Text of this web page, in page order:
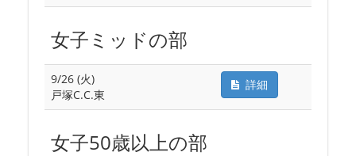
女子ミッドの部
9/26 (火)
戸塚C.C.東
詳細
女子50歳以上の部